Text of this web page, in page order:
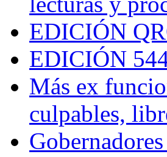
EDICIÓN
EDICIÓN
Más ex
culpables,